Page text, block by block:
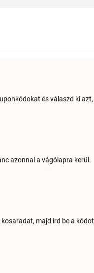
és válaszd ki
azonnal a vágólapra kerül.
majd írd be a